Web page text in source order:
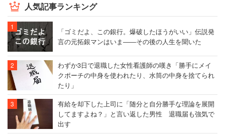
人気記事ランキング
「ゴミだよ、この銀行。爆破したほうがいい」伝説発
言の元拓銀マンはいま――その後の人生を聞いた
わずか3日で退職した女性看護師の嘆き「勝手にメイ
クポーチの中身を使われたり、水筒の中身を捨てられ
たり」
有給を却下した上司に「随分と自分勝手な理論を展開
してますよね？」と言い返した男性 退職届も強気で
出す